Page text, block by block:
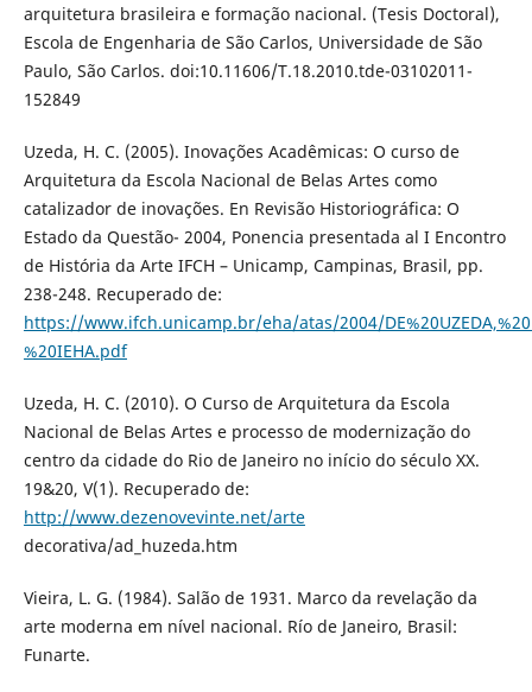
arquitetura brasileira e formação nacional. (Tesis Doctoral),
Escola de Engenharia de São Carlos, Universidade de São
Paulo, São Carlos. doi:10.11606/T.18.2010.tde-03102011-
152849
Uzeda, H. C. (2005). Inovações Acadêmicas: O curso de
Arquitetura da Escola Nacional de Belas Artes como
catalizador de inovações. En Revisão Historiográfica: O
Estado da Questão- 2004, Ponencia presentada al I Encontro
de História da Arte IFCH – Unicamp, Campinas, Brasil, pp.
238-248. Recuperado de:
https://www.ifch.unicamp.br/eha/atas/2004/
%20IEHA.pdf
Uzeda, H. C. (2010). O Curso de Arquitetura da Escola
Nacional de Belas Artes e processo de modernização do
centro da cidade do Rio de Janeiro no início do século XX.
19&20, V(1). Recuperado de:
http://www.dezenovevinte.net/arte
decorativa/ad_huzeda.htm
Vieira, L. G. (1984). Salão de 1931. Marco da revelação da
arte moderna em nível nacional. Río de Janeiro, Brasil:
Funarte.